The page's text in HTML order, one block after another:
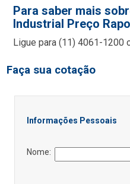
Para saber mais
Industrial Preço
Ligue para(11) 4061-1200
Faça sua cotação
Informações Pessoais
Nome: